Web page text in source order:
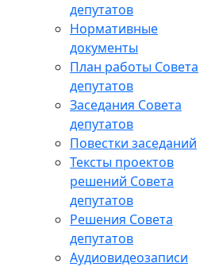
депутатов
Нормативные
документы
План работы Совета
депутатов
Заседания Cовета
депутатов
Повестки заседаний
Тексты проектов
решений Совета
депутатов
Решения Совета
депутатов
Аудиовидеозаписи